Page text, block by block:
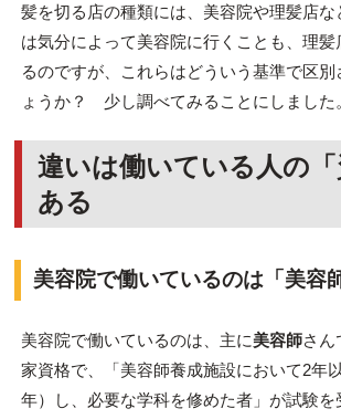
髪を切る店の種類には、美容院や理髪店
は気分によって美容院に行くことも、理髪
るのですが、これらはどういう基準で区別
ょうか？ 少し調べてみることにしました
違いは働いている人の
ある
美容院で働いているのは「美容
美容院で働いているのは、主に美容師さん
家資格で、「美容師養成施設において2年
年）し、必要な学科を修めた者」が試験を